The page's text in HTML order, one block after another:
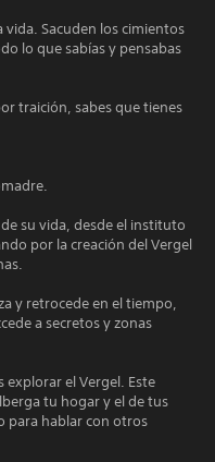
vida. Sacuden los cimientos
lo que sabías y pensabas
traición, sabes que tienes
su vida, desde el instituto
por la creación del Vergel
y retrocede en el tiempo,
a secretos y zonas
el Vergel. Este
tu hogar y el de tus
para hablar con otros